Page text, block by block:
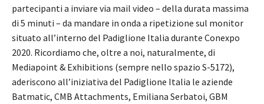
partecipanti a inviare via mail video – della durata massima
di 5 minuti – da mandare in onda a ripetizione sul monitor
situato all’interno del Padiglione Italia durante Conexpo
2020. Ricordiamo che, oltre a noi, naturalmente, di
Mediapoint & Exhibitions (sempre nello spazio S-5172),
aderiscono all’iniziativa del Padiglione Italia le aziende
Batmatic, CMB Attachments, Emiliana Serbatoi, GBM